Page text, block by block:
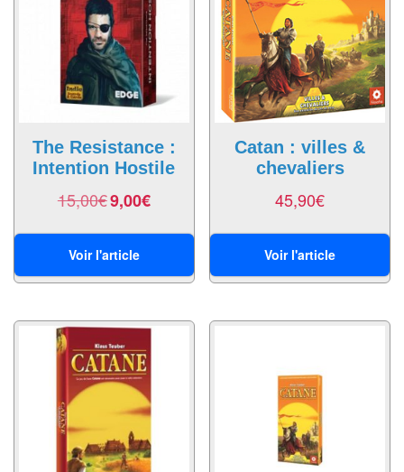
solitaire
Pour
Joueurs
Ambiance
Coopératif
Gestion
Game
Enquête
Jeux
évolutifs
The Resistance :
Intention Hostile
15,00€9,00€
Voir l'article
Catan : villes &
chevaliers
45,90€
Voir l'article